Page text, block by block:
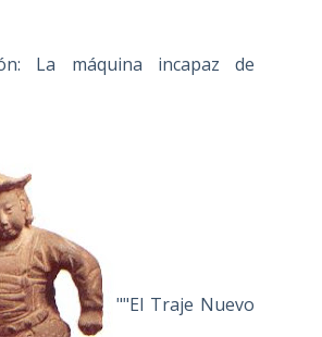
La máquina incapaz de
""El Traje Nuevo